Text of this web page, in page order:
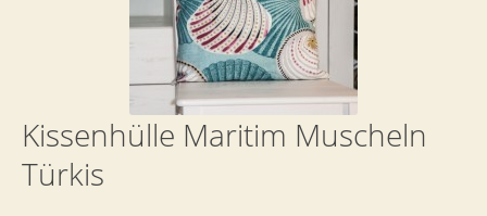
Kissenhülle Maritim Muscheln
Türkis